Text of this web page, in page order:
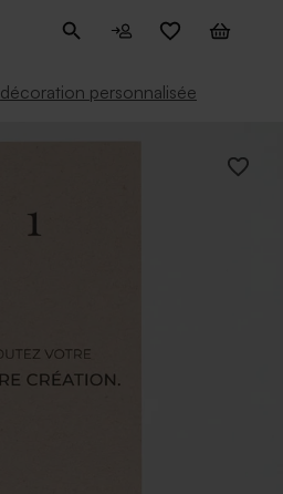
décoration personnalisée